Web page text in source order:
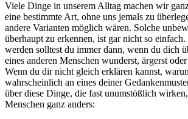
Viele Dinge in unserem Alltag machen wir
eine bestimmte Art, ohne uns jemals zu
andere Varianten möglich wären. Solche
überhaupt zu erkennen, ist gar nicht so
werden solltest du immer dann, wenn du dich
eines anderen Menschen wunderst, ärgerst
Wenn du dir nicht gleich erklären kannst,
wahrscheinlich an eines deiner
über diese Dinge, die fast unumstößlich
Menschen ganz anders: